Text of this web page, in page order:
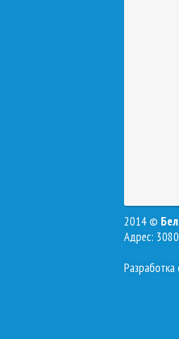
2014 ©
Адрес:
Разработка